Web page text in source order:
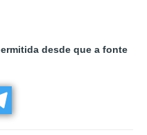
desde que a fonte